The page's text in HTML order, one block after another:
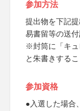
参加方法
提出物を下記
易書留等の送
※封筒に「キュ
と朱書きするこ
参加資格
●入選した場合